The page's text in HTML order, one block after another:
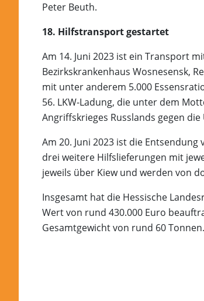
Peter Beuth.
18. Hilfstransport gestartet
Am 14. Juni 2023 ist ein Transport
Bezirkskrankenhaus Wosnesensk,
mit unter anderem 5.000
56. LKW-Ladung, die unter dem
Angriffskrieges Russlands gegen
Am 20. Juni 2023 ist die
drei weitere Hilfslieferungen mit
jeweils über Kiew und werden von
Insgesamt hat die Hessische
Wert von rund 430.000 Euro
Gesamtgewicht von rund 60 Tonnen.